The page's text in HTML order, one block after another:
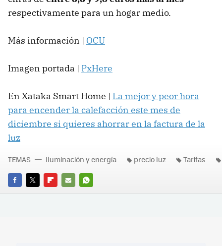
respectivamente para un hogar medio.
Más información | OCU
Imagen portada | PxHere
En Xataka Smart Home | La mejor y peor hora
para encender la calefacción este mes de
diciembre si quieres ahorrar en la factura de la
luz
FACEBOOK
TWITTERFLIPBOARD
E-
WHATSAPP
TEMAS Iluminación y energía precio luz Tarifas